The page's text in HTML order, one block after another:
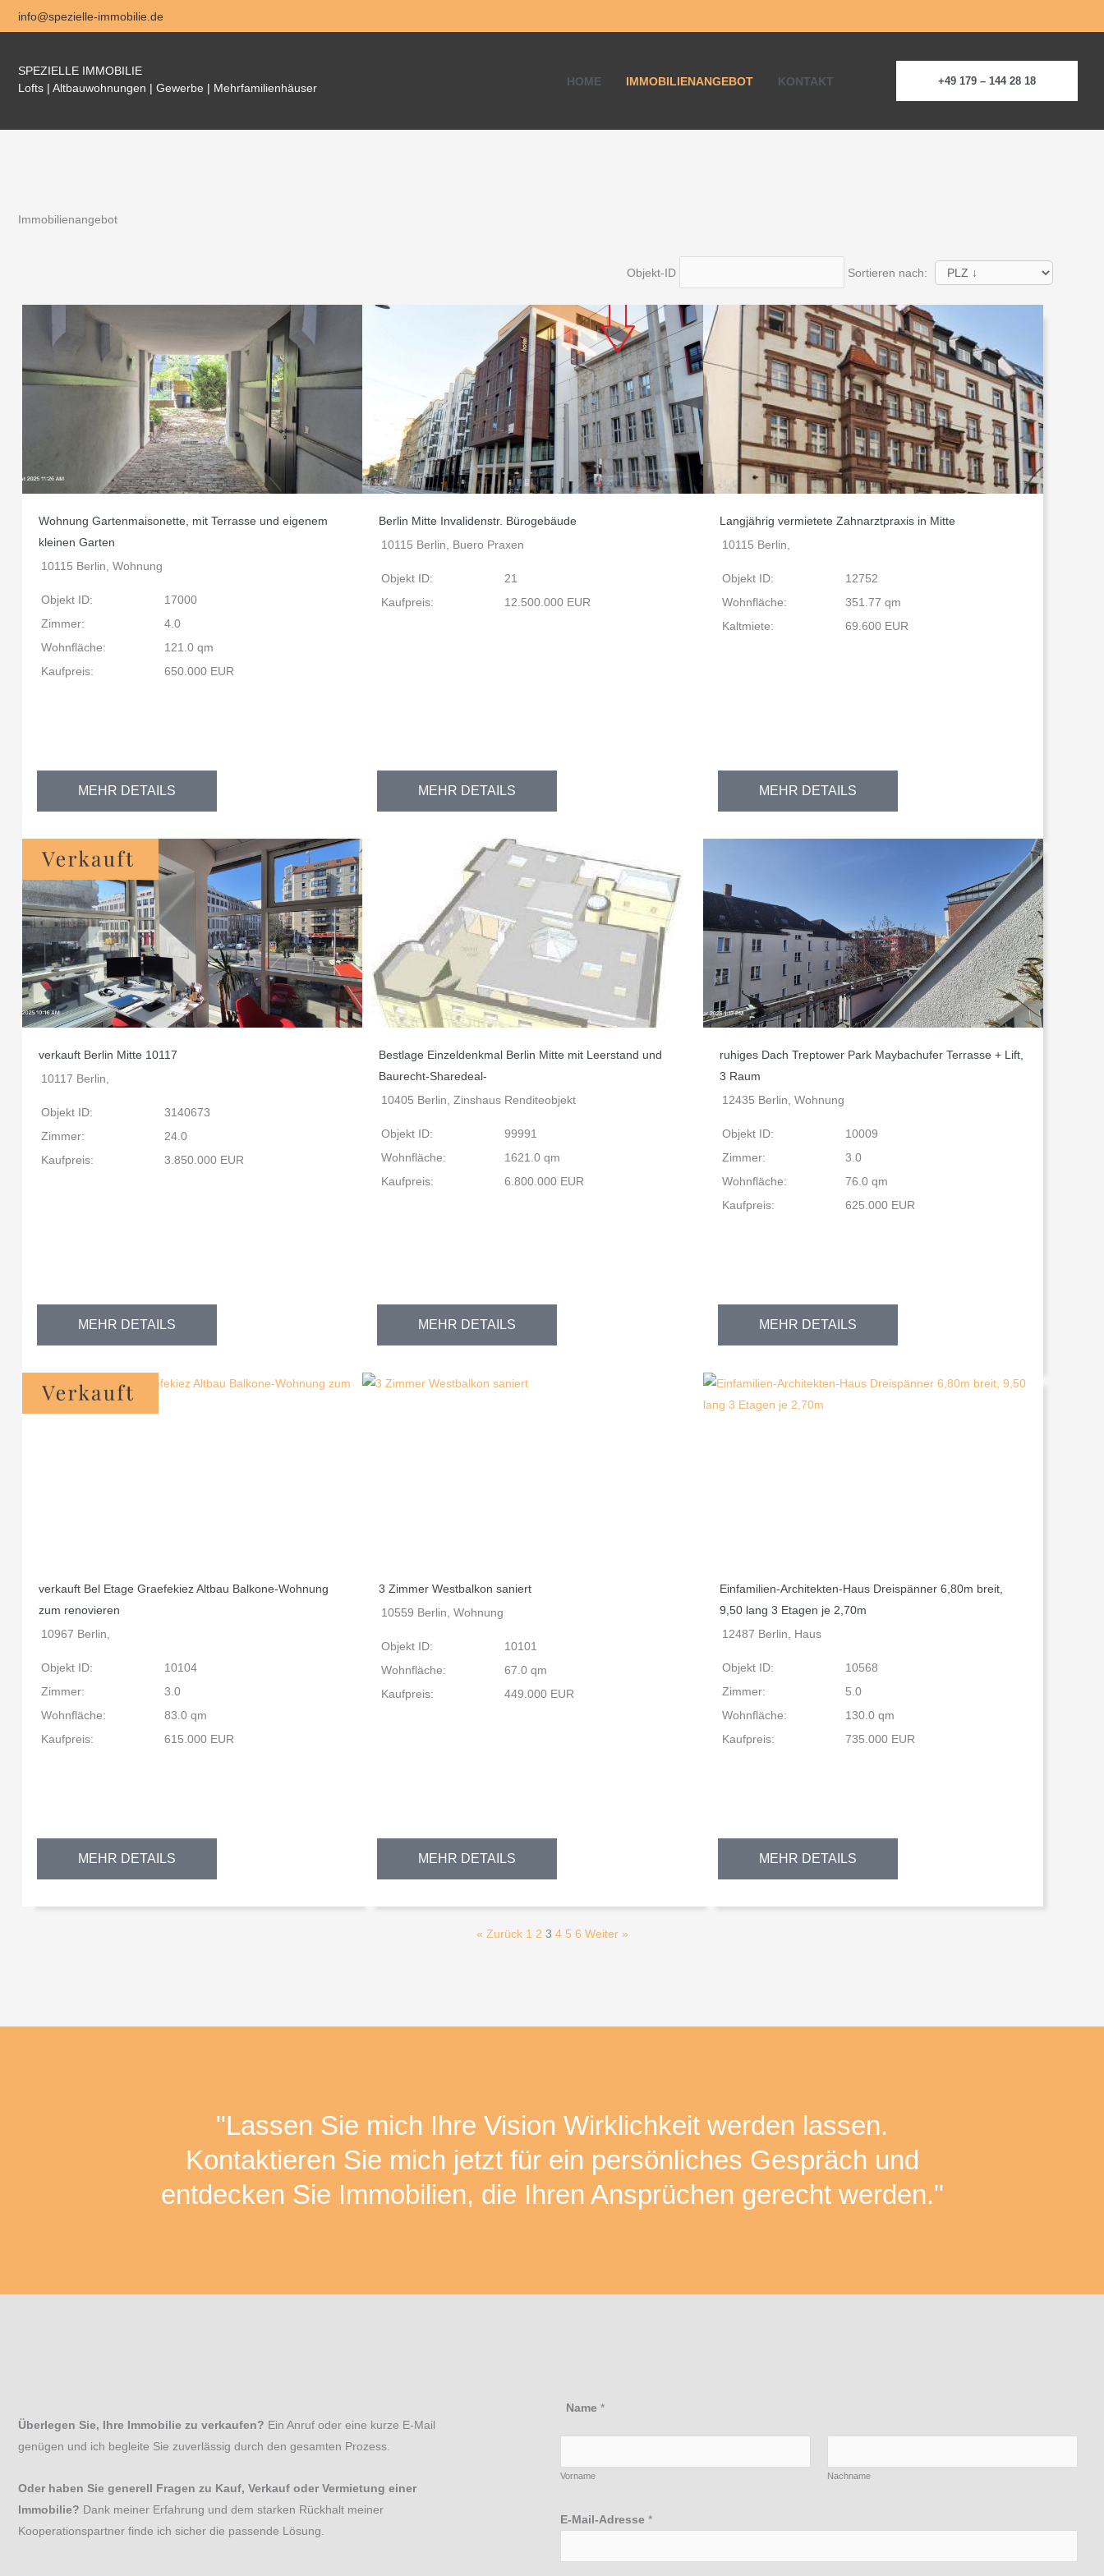
Zum
Inhalt
info@spezielle-immobilie.de
SPEZIELLE IMMOBILIE
Lofts | Altbauwohnungen | Gewerbe | Mehrfamilienhäuser
HOME IMMOBILIENANGEBOT KONTAKT +49 179 – 144 28 18
Immobilienangebot
Objekt-ID Sortieren nach:
Wohnung Gartenmaisonette, mit Terrasse und eigenem
kleinen Garten
10115 Berlin, Wohnung
Objekt ID:
17000
Zimmer:
4.0
Wohnfläche:
121.0 qm
Kaufpreis:
650.000 EUR
MEHR DETAILS
Berlin Mitte Invalidenstr. Bürogebäude
10115 Berlin, Buero Praxen
Objekt ID:
21
Kaufpreis:
12.500.000 EUR
MEHR DETAILS
Langjährig vermietete Zahnarztpraxis in Mitte
10115 Berlin,
Objekt ID:
12752
Wohnfläche:
351.77 qm
Kaltmiete:
69.600 EUR
MEHR DETAILS
verkauft Berlin Mitte 10117
10117 Berlin,
Objekt ID:
3140673
Zimmer:
24.0
Kaufpreis:
3.850.000 EUR
MEHR DETAILS
Bestlage Einzeldenkmal Berlin Mitte mit Leerstand und
Baurecht-Sharedeal-
10405 Berlin, Zinshaus Renditeobjekt
Objekt ID:
99991
Wohnfläche:
1621.0 qm
Kaufpreis:
6.800.000 EUR
MEHR DETAILS
ruhiges Dach Treptower Park Maybachufer Terrasse + Lift,
3 Raum
12435 Berlin, Wohnung
Objekt ID:
10009
Zimmer:
3.0
Wohnfläche:
76.0 qm
Kaufpreis:
625.000 EUR
MEHR DETAILS
verkauft Bel Etage Graefekiez Altbau Balkone-Wohnung
zum renovieren
10967 Berlin,
Objekt ID:
10104
Zimmer:
3.0
Wohnfläche:
83.0 qm
Kaufpreis:
615.000 EUR
MEHR DETAILS
3 Zimmer Westbalkon saniert
10559 Berlin, Wohnung
Objekt ID:
10101
Wohnfläche:
67.0 qm
Kaufpreis:
449.000 EUR
MEHR DETAILS
Einfamilien-Architekten-Haus Dreispänner 6,80m breit,
9,50 lang 3 Etagen je 2,70m
12487 Berlin, Haus
Objekt ID:
10568
Zimmer:
5.0
Wohnfläche:
130.0 qm
Kaufpreis:
735.000 EUR
MEHR DETAILS
« Zurück 1 2 3 4 5 6 Weiter »
"Lassen Sie mich Ihre Vision Wirklichkeit werden lassen.
Kontaktieren Sie mich jetzt für ein persönliches Gespräch und
entdecken Sie Immobilien, die Ihren Ansprüchen gerecht werden."
Überlegen Sie, Ihre Immobilie zu verkaufen? Ein Anruf oder eine kurze E-Mail
genügen und ich begleite Sie zuverlässig durch den gesamten Prozess.
Oder haben Sie generell Fragen zu Kauf, Verkauf oder Vermietung einer
Immobilie? Dank meiner Erfahrung und dem starken Rückhalt meiner
Kooperationspartner finde ich sicher die passende Lösung.
m
N
c
Name *
Vorname Nachname
E-Mail-Adresse *